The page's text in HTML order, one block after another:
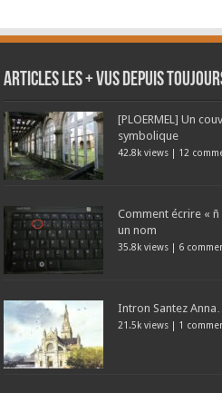
Articles les + vus depuis
[PLOERMEL] Un
symbolique
42.8k views | 12
Comment écrire «
un nom
35.8k views | 6
Intron Santez
21.5k views | 1